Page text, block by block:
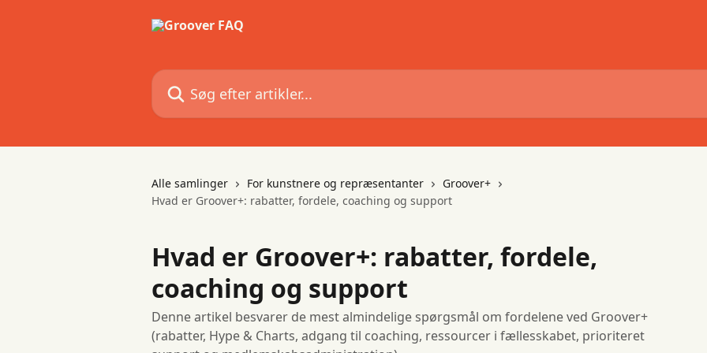
Søg efter artikler...
Alle samlinger For kunstnere og repræsentanter
Groover+
Hvad er Groover+: rabatter, fordele, coaching og support
Hvad er Groover+: rabatter, fordele,
coaching og support
Denne artikel besvarer de mest almindelige spørgsmål om fordelene ved Groover+
(rabatter, Hype & Charts, adgang til coaching, ressourcer i fællesskabet, prioriteret